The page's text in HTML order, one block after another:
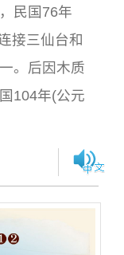
民国76年
接三仙台和
。后因木质
104年(公元